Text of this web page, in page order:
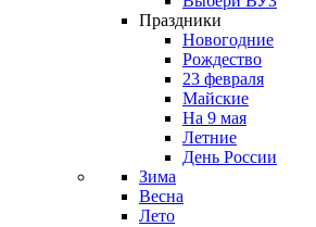
Праздники
Новогодние
Рождество
23 февраля
Майские
На 9 мая
Летние
День России
Зима
Весна
Лето